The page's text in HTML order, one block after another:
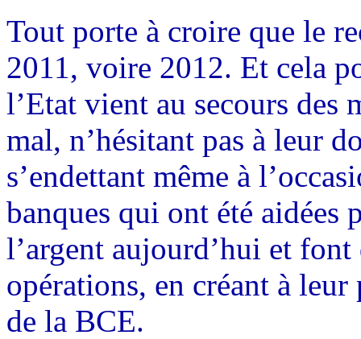
Tout porte à croire que le
2011, voire 2012. Et cela
l’Etat vient au secours
mal, n’hésitant pas à leur
s’endettant même à
banques qui ont été aidées
l’argent aujourd’hui et
opérations, en créant à
de la BCE.